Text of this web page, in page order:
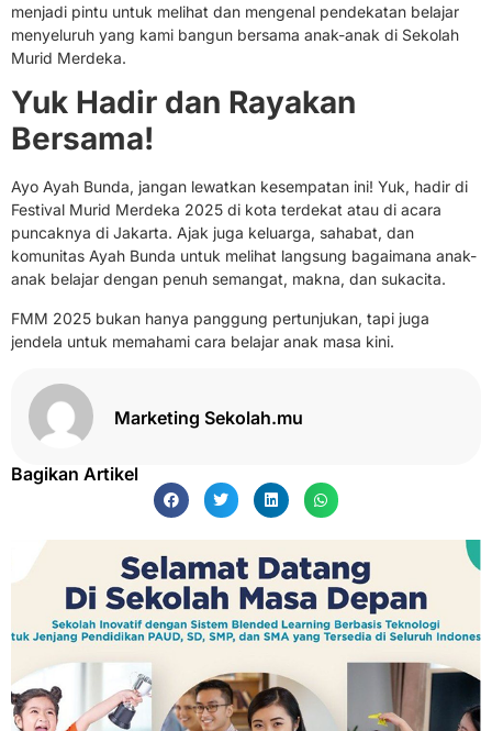
menjadi pintu untuk melihat dan mengenal pendekatan belajar
menyeluruh yang kami bangun bersama anak-anak di Sekolah
Murid Merdeka.
Yuk Hadir dan Rayakan
Bersama!
Ayo Ayah Bunda, jangan lewatkan kesempatan ini! Yuk, hadir di
Festival Murid Merdeka 2025 di kota terdekat atau di acara
puncaknya di Jakarta. Ajak juga keluarga, sahabat, dan
komunitas Ayah Bunda untuk melihat langsung bagaimana anak-
anak belajar dengan penuh semangat, makna, dan sukacita.
FMM 2025 bukan hanya panggung pertunjukan, tapi juga
jendela untuk memahami cara belajar anak masa kini.
Marketing Sekolah.mu
Bagikan Artikel